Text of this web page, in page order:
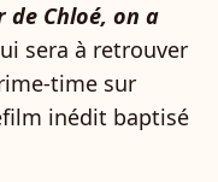
Chloé, on a
sera à retrouver
time sur
inédit baptisé